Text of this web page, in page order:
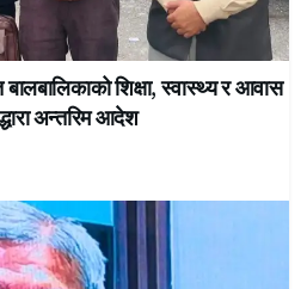
बालबालिकाको शिक्षा, स्वास्थ्य र आवास
अन्तरिम आदेश